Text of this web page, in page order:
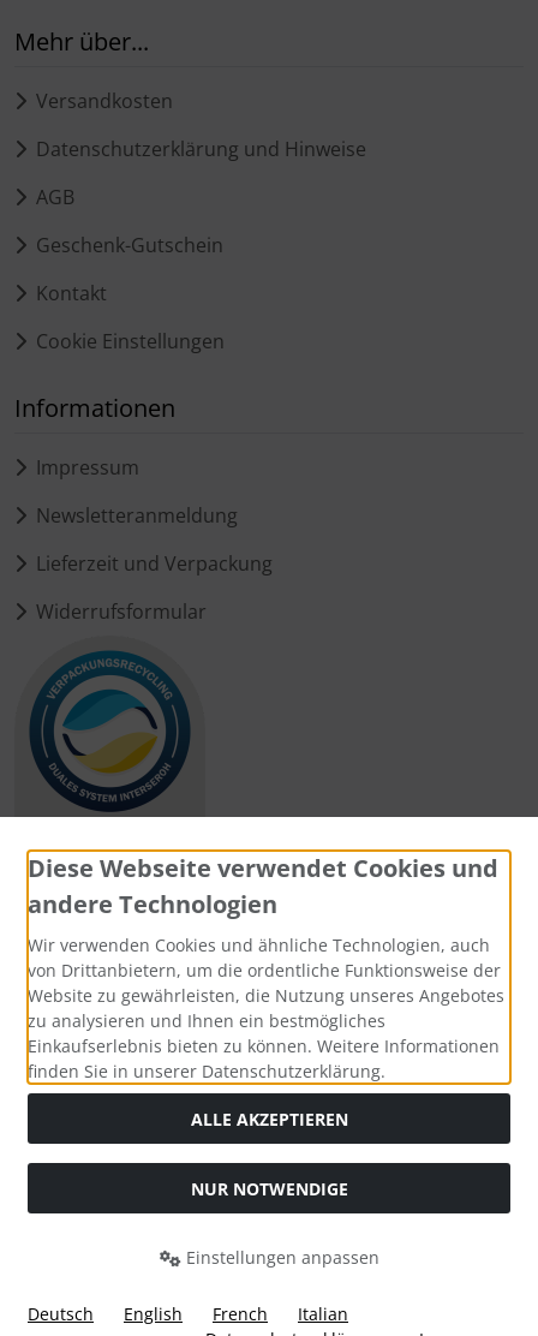
Mehr über...
Versandkosten
Datenschutzerklärung und Hinweise
AGB
Geschenk-Gutschein
Kontakt
Cookie Einstellungen
Informationen
Impressum
Newsletteranmeldung
Lieferzeit und Verpackung
Widerrufsformular
Zahlungsmethoden
Social Media
Widerrufsformular
Diese Webseite verwendet Cookies und
andere Technologien
Wir verwenden Cookies und ähnliche Technologien, auch
von Drittanbietern, um die ordentliche Funktionsweise der
Website zu gewährleisten, die Nutzung unseres Angebotes
zu analysieren und Ihnen ein bestmögliches
Einkaufserlebnis bieten zu können. Weitere Informationen
finden Sie in unserer Datenschutzerklärung.
ALLE AKZEPTIEREN
NUR NOTWENDIGE
Einstellungen anpassen
Deutsch English French
Italian